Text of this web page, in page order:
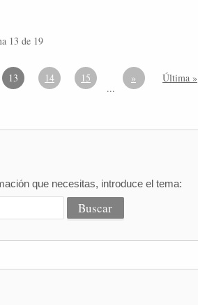
13 de 19
13 14 15
...
» Última »
que necesitas, introduce el tema: